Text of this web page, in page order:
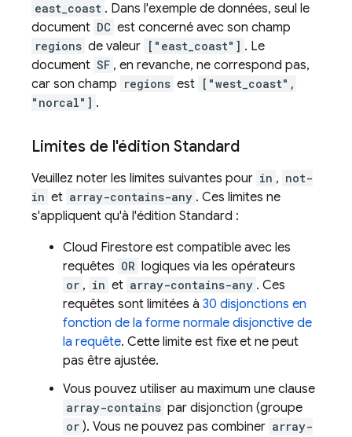
east_coast . Dans l'exemple de données, seul le
document DC est concerné avec son champ
regions de valeur ["east_coast"] . Le
document SF , en revanche, ne correspond pas,
car son champ regions est ["west_coast",
"norcal"] .
Limites de l'édition Standard
Veuillez noter les limites suivantes pour in , not-
in et array-contains-any . Ces limites ne
s'appliquent qu'à l'édition Standard :
Cloud Firestore est compatible avec les
requêtes OR logiques via les opérateurs
or , in et array-contains-any . Ces
requêtes sont limitées à 30 disjonctions en
fonction de la forme normale disjonctive de
la requête. Cette limite est fixe et ne peut
pas être ajustée.
Vous pouvez utiliser au maximum une clause
array-contains par disjonction (groupe
or ). Vous ne pouvez pas combiner array-